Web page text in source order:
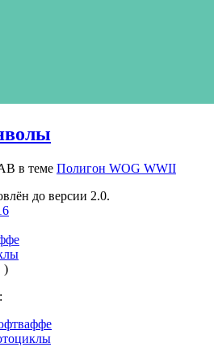
в теме Полигон WOG WWII
до версии 2.0.
)